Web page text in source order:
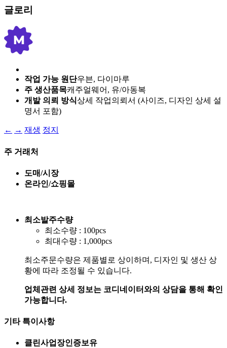
글로리
작업 가능 원단우븐, 다이마루
주 생산품목캐주얼웨어, 유/아동복
개발 의뢰 방식상세 작업의뢰서 (사이즈, 디자인 상세 설
명서 포함)
← → 재생 정지
주 거래처
도매/시장
온라인/쇼핑몰
최소발주수량
최소수량 : 100pcs
최대수량 : 1,000pcs
최소주문수량은 제품별로 상이하며, 디자인 및 생산 상
황에 따라 조정될 수 있습니다.
업체관련 상세 정보는 코디네이터와의 상담을 통해 확인
가능합니다.
기타 특이사항
클린사업장인증보유